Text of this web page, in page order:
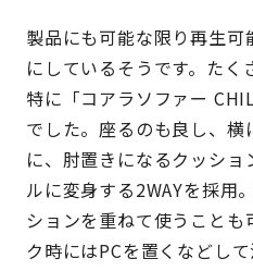
製品にも可能な限り再生可
にしているそうです。たく
特に「コアラソファー
でした。座るのも良し、横
に、肘置きになるクッシ
ルに変身する2WAYを採用
ションを重ねて使うことも
ク時にはPCを置くなどして